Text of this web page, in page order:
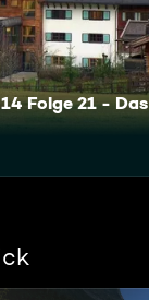
Folge 21 - Das